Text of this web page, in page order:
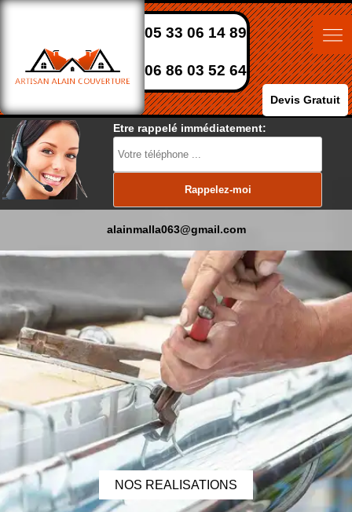
05 33 06 14 89
06 86 03 52 64
Devis Gratuit
Etre rappelé immédiatement:
alainmalla063@gmail.com
NOS REALISATIONS